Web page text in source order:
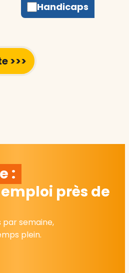
Handicaps
:
près de
par semaine,
plein.